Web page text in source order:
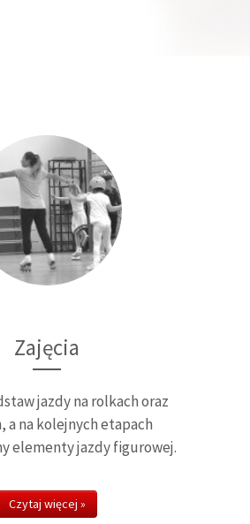
Zajęcia
jazdy na rolkach oraz
a na kolejnych etapach
elementy jazdy figurowej.
Czytaj więcej »